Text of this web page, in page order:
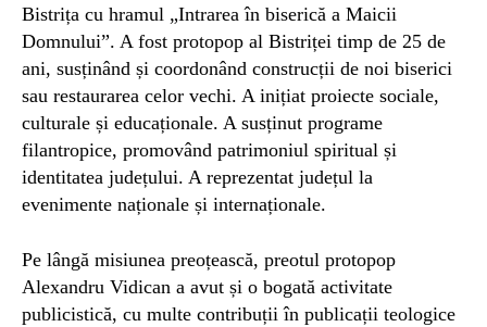
Bistrița cu hramul „Intrarea în biserică a Maicii
Domnului”. A fost protopop al Bistriței timp de 25 de
ani, susținând și coordonând construcții de noi biserici
sau restaurarea celor vechi. A inițiat proiecte sociale,
culturale și educaționale. A susținut programe
filantropice, promovând patrimoniul spiritual și
identitatea județului. A reprezentat județul la
evenimente naționale și internaționale.
Pe lângă misiunea preoțească, preotul protopop
Alexandru Vidican a avut și o bogată activitate
publicistică, cu multe contribuții în publicații teologice